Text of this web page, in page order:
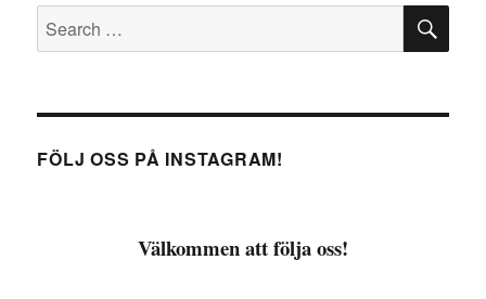
Search
for:
FÖLJ OSS PÅ INSTAGRAM!
Välkommen att följa oss!